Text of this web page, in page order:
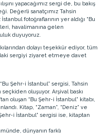
yapacağımız sergi de, bu bakış
Değerli sanatçımız Tahsin
fotoğraflarının yer aldığı “Bu
havalimanına gelen
duyuyoruz.
dolayı teşekkür ediyor, tüm
sergiyi ziyaret etmeye davet
Şehr-i İstanbul” sergisi, Tahsin
seçkiden oluşuyor. Arşival baskı
oluşan “Bu Şehr-i İstanbul” kitabı,
Kitap, “Zaman”, “Deniz” ve
i İstanbul” sergisi ise, kitaptan
dünyanın farklı